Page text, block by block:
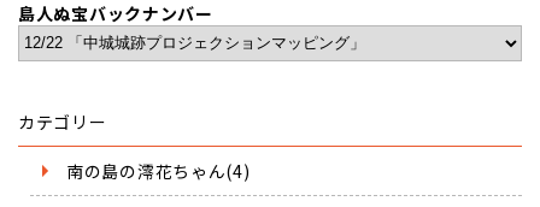
島人ぬ宝バックナンバー
カテゴリー
南の島の澪花ちゃん(4)